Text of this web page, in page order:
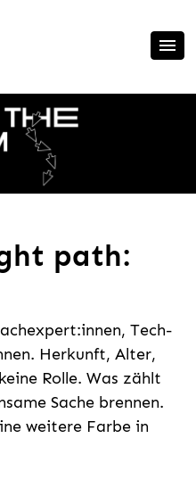
path:
Tech-
Herkunft, Alter,
Rolle. Was zählt
Sache brennen.
weitere Farbe in